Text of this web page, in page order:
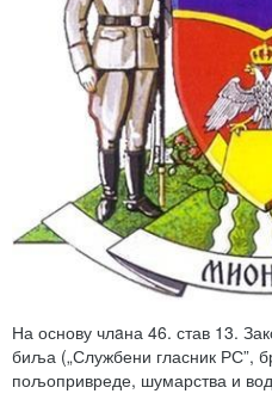
На основу члaна 46. став 13.
биља („Службени гласник РС”,
пољопривреде, шумарства и